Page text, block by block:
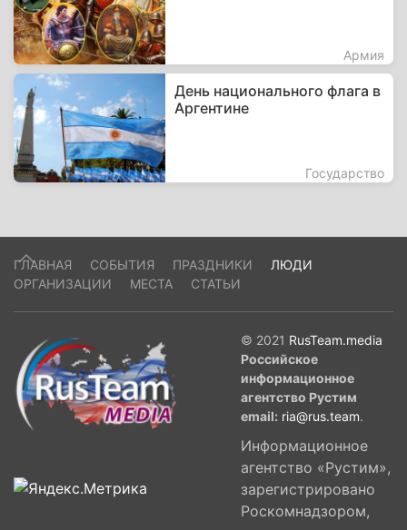
Армия
День национального флага в
Аргентине
Государство
ГЛАВНАЯ СОБЫТИЯ ПРАЗДНИКИ
ЛЮДИ
ОРГАНИЗАЦИИ
МЕСТА СТАТЬИ
© 2021 RusTeam.media
Российское
информационное
агентство Рустим
email: ria@rus.team.
Информационное
агентство «Рустим»,
зарегистрировано
Роскомнадзором,